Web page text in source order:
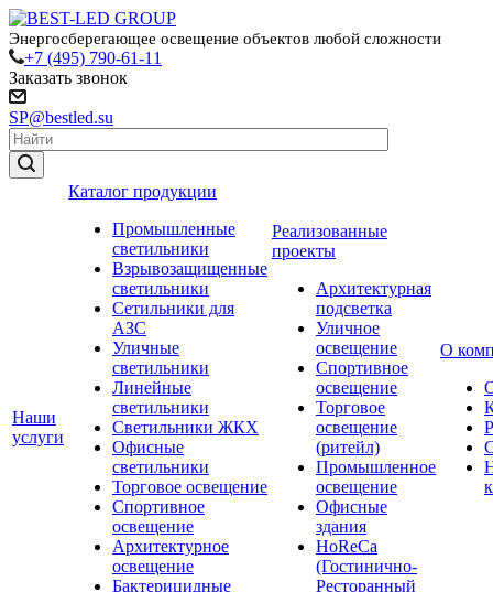
Энергосберегающее освещение объектов любой сложности
+7 (495) 790-61-11
Заказать звонок
SP@bestled.su
Наши
услуги
Каталог продукции
Промышленные
светильники
Взрывозащищенные
светильники
Сетильники для
АЗС
Уличные
светильники
Линейные
светильники
Светильники ЖКХ
Офисные
светильники
Торговое освещение
Спортивное
освещение
Архитектурное
освещение
Бактерицидные
Реализованные
проекты
Архитектурная
подсветка
Уличное
освещение
Спортивное
освещение
Торговое
освещение
(ритейл)
Промышленное
освещение
Офисные
здания
HoReCa
(Гостинично-
Ресторанный
О